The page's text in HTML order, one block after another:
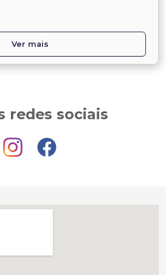
Ver mais
redes sociais